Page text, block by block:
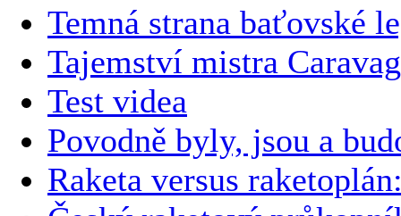
Temná strana baťovské
Tajemství mistra
Test videa
Povodně byly, jsou a
Raketa versus